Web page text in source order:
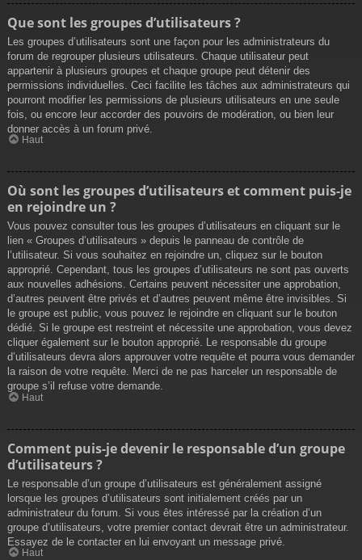
Que sont les groupes d’utilisateurs ?
Les groupes d’utilisateurs sont une façon pour les administrateurs du
forum de regrouper plusieurs utilisateurs. Chaque utilisateur peut
appartenir à plusieurs groupes et chaque groupe peut détenir des
permissions individuelles. Ceci facilite les tâches aux administrateurs qui
pourront modifier les permissions de plusieurs utilisateurs en une seule
fois, ou encore leur accorder des pouvoirs de modération, ou bien leur
donner accès à un forum privé.
Haut
Où sont les groupes d’utilisateurs et comment puis-je
en rejoindre un ?
Vous pouvez consulter tous les groupes d’utilisateurs en cliquant sur le
lien « Groupes d’utilisateurs » depuis le panneau de contrôle de
l’utilisateur. Si vous souhaitez en rejoindre un, cliquez sur le bouton
approprié. Cependant, tous les groupes d’utilisateurs ne sont pas ouverts
aux nouvelles adhésions. Certains peuvent nécessiter une approbation,
d’autres peuvent être privés et d’autres peuvent même être invisibles. Si
le groupe est public, vous pouvez le rejoindre en cliquant sur le bouton
dédié. Si le groupe est restreint et nécessite une approbation, vous devez
cliquer également sur le bouton approprié. Le responsable du groupe
d’utilisateurs devra alors approuver votre requête et pourra vous demander
la raison de votre requête. Merci de ne pas harceler un responsable de
groupe s’il refuse votre demande.
Haut
Comment puis-je devenir le responsable d’un groupe
d’utilisateurs ?
Le responsable d’un groupe d’utilisateurs est généralement assigné
lorsque les groupes d’utilisateurs sont initialement créés par un
administrateur du forum. Si vous êtes intéressé par la création d’un
groupe d’utilisateurs, votre premier contact devrait être un administrateur.
Essayez de le contacter en lui envoyant un message privé.
Haut